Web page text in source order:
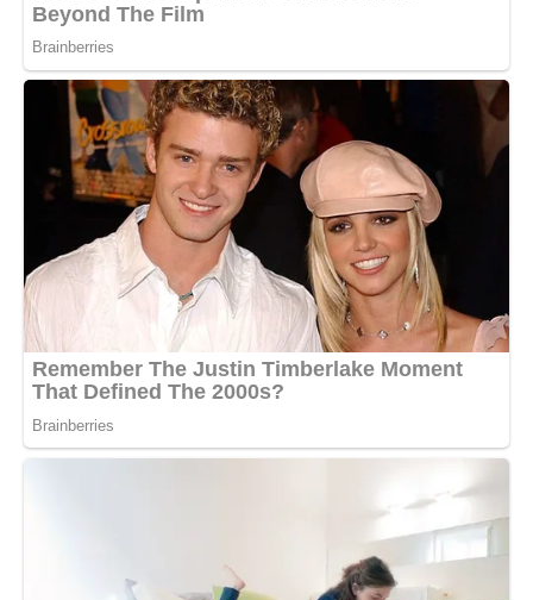
— Бабусю, мама казала, що ти завжди вдома.
Я усміхнулася.
— Не завжди.
Бо воно звучало так, ніби я річ.